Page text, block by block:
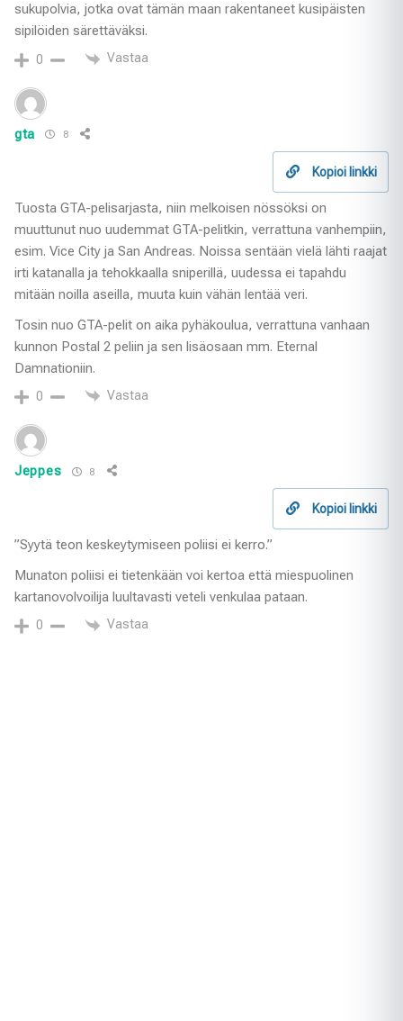
sukupolvia, jotka ovat tämän maan rakentaneet kusipäisten
sipilöiden särettäväksi.
0 Vastaa
gta 8
Kopioi linkki
Tuosta GTA-pelisarjasta, niin melkoisen nössöksi on
muuttunut nuo uudemmat GTA-pelitkin, verrattuna vanhempiin,
esim. Vice City ja San Andreas. Noissa sentään vielä lähti raajat
irti katanalla ja tehokkaalla sniperillä, uudessa ei tapahdu
mitään noilla aseilla, muuta kuin vähän lentää veri.
Tosin nuo GTA-pelit on aika pyhäkoulua, verrattuna vanhaan
kunnon Postal 2 peliin ja sen lisäosaan mm. Eternal
Damnationiin.
0 Vastaa
Jeppes 8
Kopioi linkki
”Syytä teon keskeytymiseen poliisi ei kerro.”
Munaton poliisi ei tietenkään voi kertoa että miespuolinen
kartanovolvoilija luultavasti veteli venkulaa pataan.
0 Vastaa